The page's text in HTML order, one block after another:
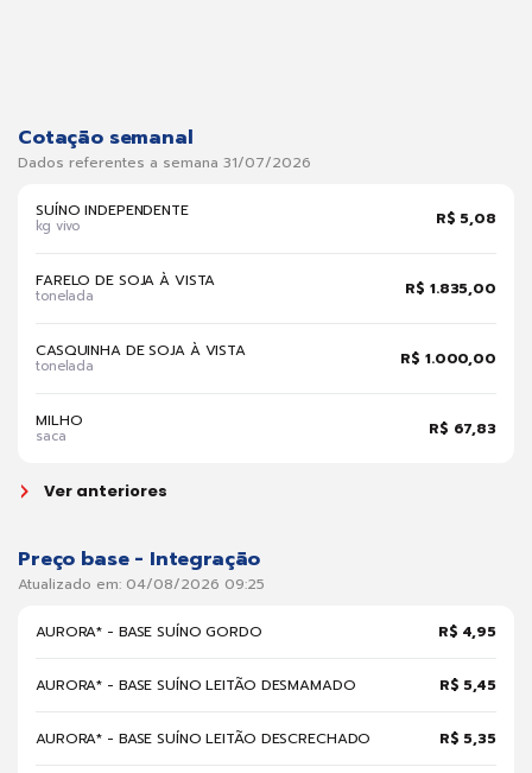
Cotação semanal
Dados referentes a semana 31/07/2026
SUÍNO INDEPENDENTE
kg vivo R$ 5,08
FARELO DE SOJA À VISTA
tonelada R$ 1.835,00
CASQUINHA DE SOJA À VISTA
tonelada R$ 1.000,00
MILHO
saca R$ 67,83
Ver anteriores
Preço base - Integração
Atualizado em: 04/08/2026 09:25
AURORA* - BASE SUÍNO GORDO R$ 4,95
AURORA* - BASE SUÍNO LEITÃO DESMAMADO R$ 5,45
AURORA* - BASE SUÍNO LEITÃO DESCRECHADO R$ 5,35